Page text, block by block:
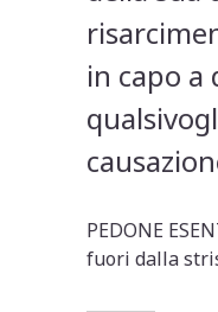
in capo a
PEDONE
fuori dalla